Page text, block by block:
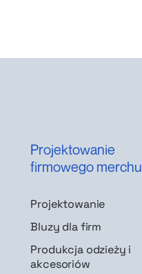
Projektowanie
firmowego merchu
Projektowanie
Bluzy dla firm
Produkcja odzieży i
akcesoriów